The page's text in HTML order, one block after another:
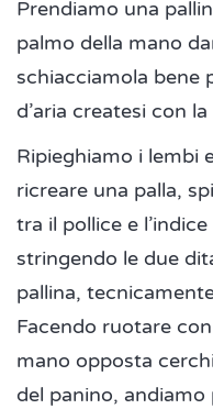
Prendiamo una
palmo della mano
schiacciamola bene
d’aria createsi con
Ripieghiamo i lembi
ricreare una palla,
tra il pollice e
stringendo le due
pallina,
Facendo ruotare
mano opposta
del panino,